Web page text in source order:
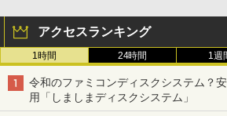
アクセスランキング
1時間 24時間 1週
令和のファミコンディスクシステム？
用「しましまディスクシステム」